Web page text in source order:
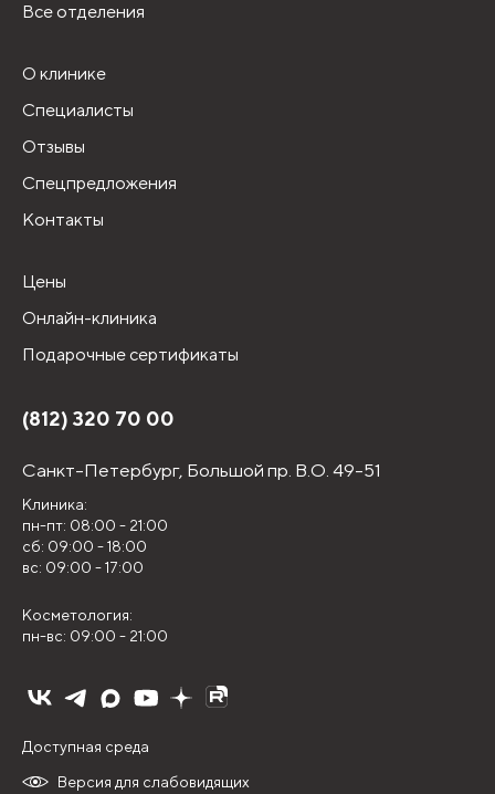
Все отделения
О клинике
Специалисты
Отзывы
Спецпредложения
Контакты
Цены
Онлайн-клиника
Подарочные сертификаты
(812) 320 70 00
Санкт-Петербург, Большой пр. В.О. 49-51
Клиника:
пн-пт: 08:00 - 21:00
сб: 09:00 - 18:00
вс: 09:00 - 17:00
Косметология:
пн-вс: 09:00 - 21:00
Версия для слабовидящих
Доступная среда